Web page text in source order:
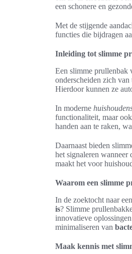
een schonere en
Met de stijgende
functies die bijdragen
Inleiding tot slimme
Een slimme prullenbak
onderscheiden zich
Hierdoor kunnen ze
In moderne
functionaliteit, maar
handen aan te raken,
Daarnaast bieden
het signaleren
maakt het voor
Waarom een slimme
In de zoektocht naar
is? Slimme
innovatieve
minimaliseren van
Maak kennis met